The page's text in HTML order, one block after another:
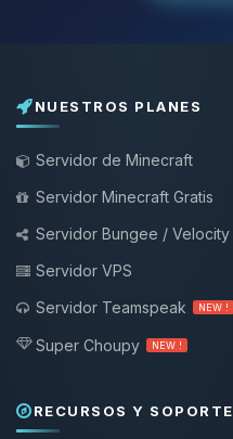
NUESTROS PLANES
Servidor de Minecraft
Servidor Minecraft Gratis
Servidor Bungee / Velocity
Servidor VPS
Servidor Teamspeak
NEW !
Super Choupy NEW !
RECURSOS Y SOPORTE